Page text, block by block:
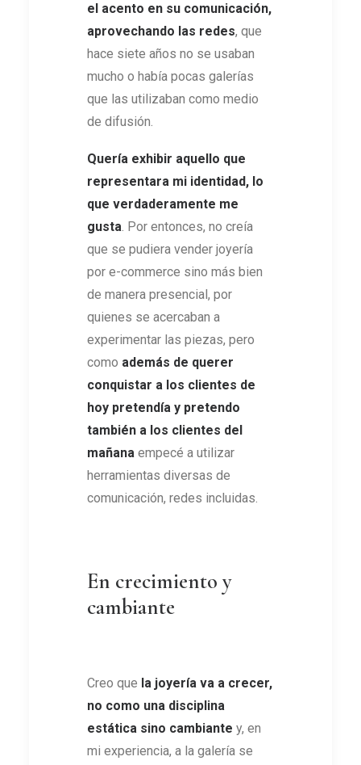
el acento en su comunicación,
aprovechando las redes, que
hace siete años no se usaban
mucho o había pocas galerías
que las utilizaban como medio
de difusión.
Quería exhibir aquello que
representara mi identidad, lo
que verdaderamente me
gusta. Por entonces, no creía
que se pudiera vender joyería
por e-commerce sino más bien
de manera presencial, por
quienes se acercaban a
experimentar las piezas, pero
como además de querer
conquistar a los clientes de
hoy pretendía y pretendo
también a los clientes del
mañana empecé a utilizar
herramientas diversas de
comunicación, redes incluidas.
En crecimiento y
cambiante
Creo que la joyería va a crecer,
no como una disciplina
estática sino cambiante y, en
mi experiencia, a la galería se